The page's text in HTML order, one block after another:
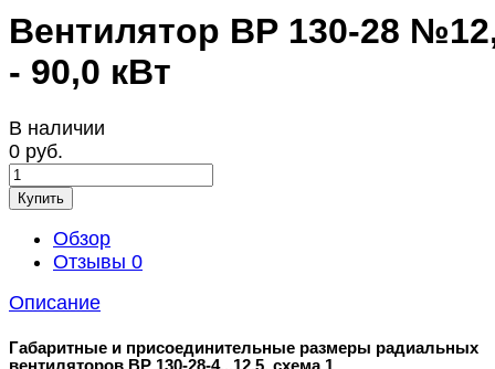
Вентилятор ВР 130-28
- 90,0 кВт
В наличии
0 руб.
Купить
Обзор
Отзывы 0
Описание
Габаритные и присоединительные размеры радиальных